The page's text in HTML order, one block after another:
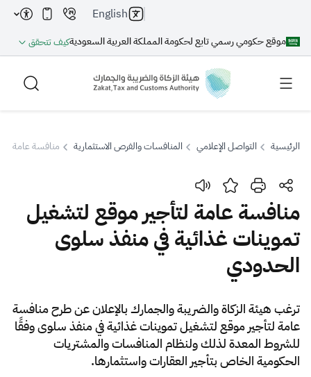
موقع حكومي رسمي تابع لحكومة المملكة العربية السعوديةكيف تتحقق
English
بحث
بحث بحث AI
اقتراحات
الزكاة الجمارك
ضريبة القيمة المضافة
الإقرار الضريبي
التصرفات العقارية
الرئيسية التواصل الإعلامي المنافسات والفرص الاستثمارية منافسة عامة
منافسة عامة لتأجير موقع لتشغيل
تموينات غذائية في منفذ سلوى
الحدودي
​​​ترغب هيئة الزكاة والضريبة والجمارك بالإعلان عن طرح منافسة
عامة لتأجير موقع لتشغيل تموينات غذائية في منفذ سلوى وفقًا
للشروط المعدة لذلك ولنظام المنافسات والمشتريات
الحكومية الخاص بتأجير العقارات واستثمارها​​.